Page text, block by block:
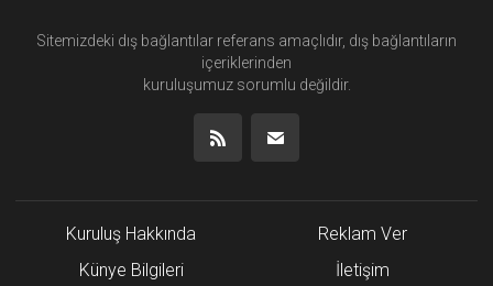
Sitemizdeki dış bağlantılar referans amaçlıdır, dış bağlantıların
içeriklerinden
kuruluşumuz sorumlu değildir.
Kuruluş Hakkında
Künye Bilgileri
Reklam Ver
İletişim